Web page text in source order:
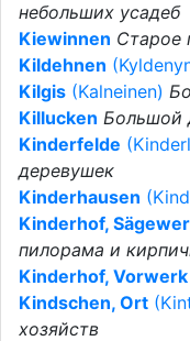
небольших усадеб
Kiewinnen Старое
Kildehnen
Kilgis (Kalneinen)
Killucken Большой
Kinderfelde
деревушек
Kinderhausen
Kinderhof,
пилорама и
Kinderhof, Vorwerk
Kindschen, Ort
хозяйств